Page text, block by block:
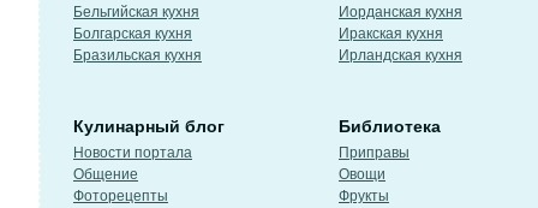
Бельгийская кухня
Болгарская кухня
Бразильская кухня
Иорданская кухня
Иракская кухня
Ирландская кухня
Кулинарный блог
Новости портала
Общение
Фоторецепты
Библиотека
Приправы
Овощи
Фрукты